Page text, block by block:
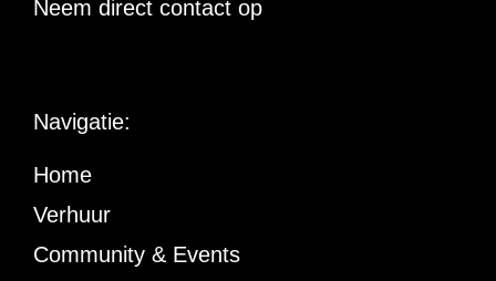
Neem direct contact op
Navigatie:
Home
Verhuur
Community & Events